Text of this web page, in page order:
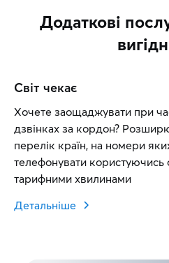
Додаткові
Світ чекає
Хочете заощаджувати при
дзвінках за кордон?
перелік країн, на номери
телефонувати користуючись
тарифними хвилинами
Детальніше